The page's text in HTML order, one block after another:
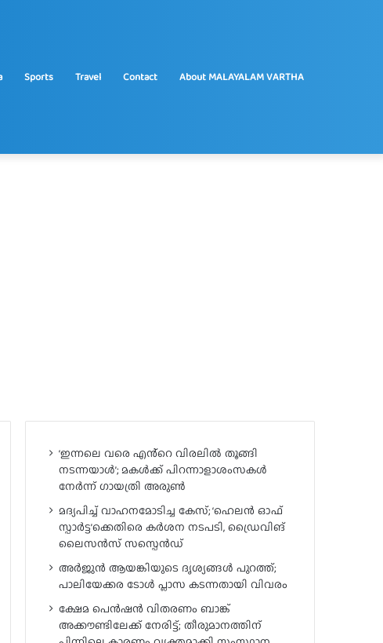
Sports Travel Contact About MALAYALAM VARTHA
‘ഇന്നലെ വരെ എൻ്റെ വിരലിൽ തൂങ്ങി
നടന്നയാൾ’; മകൾ‌ക്ക് പിറന്നാളാശംസകൾ
നേർന്ന് ഗായത്രി അരുൺ
മദ്യപിച്ച് വാഹനമോടിച്ച കേസ്; ‘ഹെലൻ ഓഫ്
സ്പാർട്ട’ക്കെതിരെ കർശന നടപടി, ഡ്രൈവിങ്
ലൈസൻസ് സസ്പെൻഡ്
അർജുൻ ആയങ്കിയുടെ ദൃശ്യങ്ങൾ പുറത്ത്;
പാലിയേക്കര ടോൾ പ്ലാസ കടന്നതായി വിവരം
ക്ഷേമ പെൻഷൻ വിതരണം ബാങ്ക്
അക്കൗണ്ടിലേക്ക് നേരിട്ട്; തീരുമാനത്തിന്